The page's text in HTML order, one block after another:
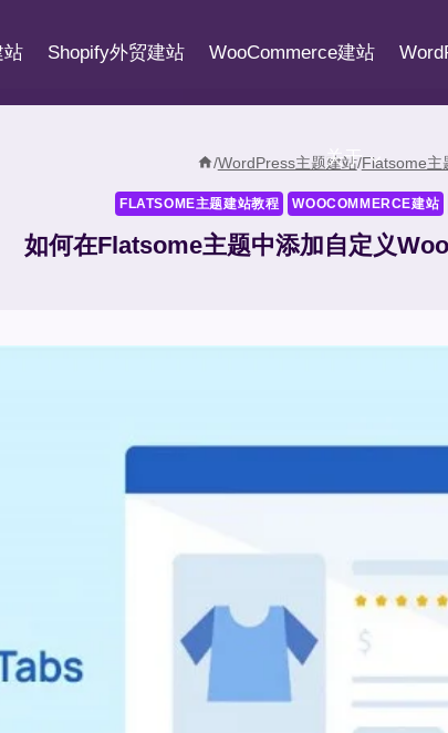
站 Shopify外贸建站 WooCommerce建站
关于
/WordPress主题建站/Flatsome主
FLATSOME主题建站教程 WOOCOMMERCE建站
如何在Flatsome主题中添加自定义